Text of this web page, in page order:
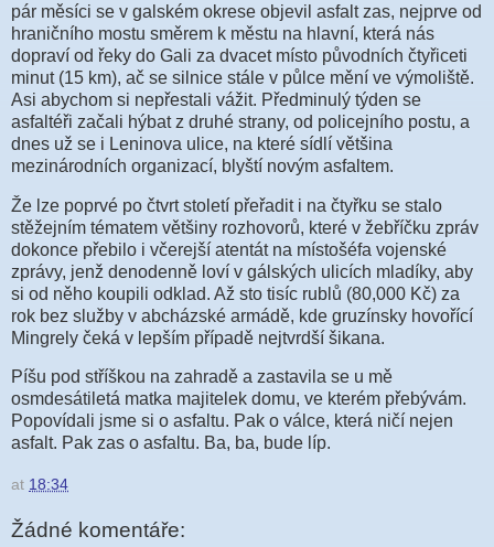
pár měsíci se v galském okrese objevil asfalt zas, nejprve od
hraničního mostu směrem k městu na hlavní, která nás
dopraví od řeky do Gali za dvacet místo původních čtyřiceti
minut (15 km), ač se silnice stále v půlce mění ve výmoliště.
Asi abychom si nepřestali vážit. Předminulý týden se
asfaltéři začali hýbat z druhé strany, od policejního postu, a
dnes už se i Leninova ulice, na které sídlí většina
mezinárodních organizací, blyští novým asfaltem.
Že lze poprvé po čtvrt století přeřadit i na čtyřku se stalo
stěžejním tématem většiny rozhovorů, které v žebříčku zpráv
dokonce přebilo i včerejší atentát na místošéfa vojenské
zprávy, jenž denodenně loví v gálských ulicích mladíky, aby
si od něho koupili odklad. Až sto tisíc rublů (80,000 Kč) za
rok bez služby v abcházské armádě, kde gruzínsky hovořící
Mingrely čeká v lepším případě nejtvrdší šikana.
Píšu pod stříškou na zahradě a zastavila se u mě
osmdesátiletá matka majitelek domu, ve kterém přebývám.
Popovídali jsme si o asfaltu. Pak o válce, která ničí nejen
asfalt. Pak zas o asfaltu. Ba, ba, bude líp.
at 18:34
Žádné komentáře: